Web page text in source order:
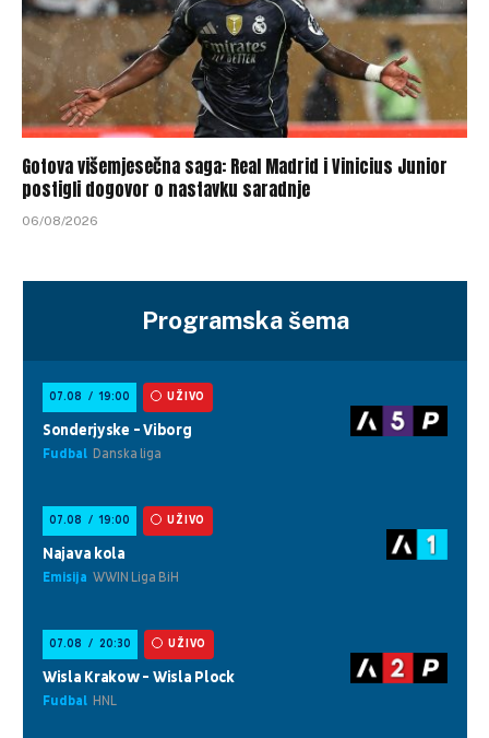
Gotova višemjesečna saga: Real Madrid i Vinicius Junior
postigli dogovor o nastavku saradnje
06/08/2026
Programska šema